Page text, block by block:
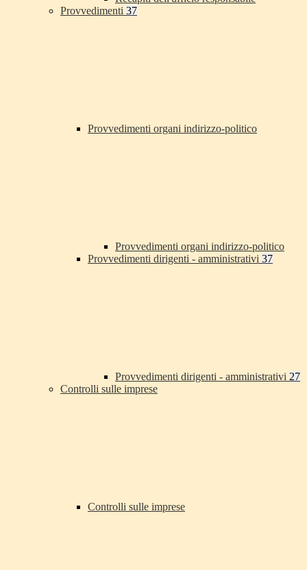
Provvedimenti 37
Provvedimenti organi indirizzo-politico
Provvedimenti organi indirizzo-politico
Provvedimenti dirigenti - amministrativi 37
Provvedimenti dirigenti - amministrativi 27
Controlli sulle imprese
Controlli sulle imprese